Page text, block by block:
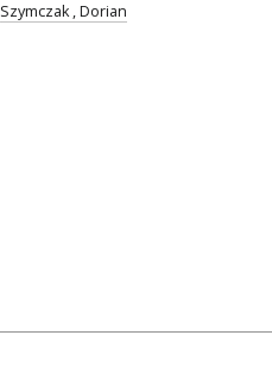
Szymczak , Dorian